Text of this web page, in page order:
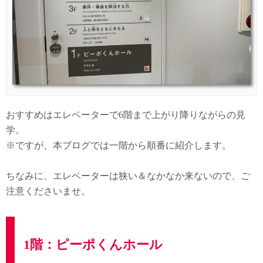
おすすめはエレベーターで6階まで上がり降りながらの見
学。
※ですが、本ブログでは一階から順番に紹介します。
ちなみに、エレベーターは狭い＆なかなか来ないので、ご
注意くださいませ。
1階：ピーポくんホール